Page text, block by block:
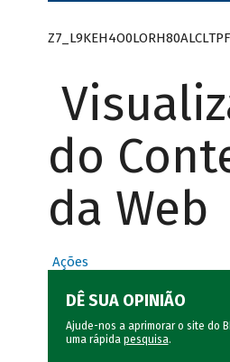
do
da Web
Ações
DÊ SUA OPINIÃO
Ajude-nos a aprimorar o site do
uma rápida pesquisa.